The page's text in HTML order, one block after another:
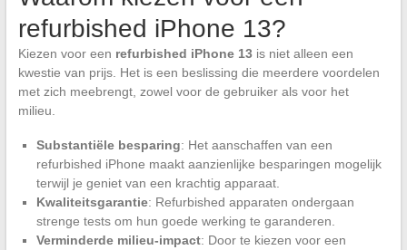
refurbished iPhone 13?
Kiezen voor een refurbished iPhone 13is niet alleen een
kwestie van prijs. Het is een beslissing die meerdere voordelen
met zich meebrengt, zowel voor de gebruiker als voor het
milieu.
Substantiële besparing: Het aanschaffen van een
refurbished iPhone maakt aanzienlijke besparingen mogelijk
terwijl je geniet van een krachtig apparaat.
Kwaliteitsgarantie: Refurbished apparaten ondergaan
strenge tests om hun goede werking te garanderen.
Verminderde milieu-impact: Door te kiezen voor een